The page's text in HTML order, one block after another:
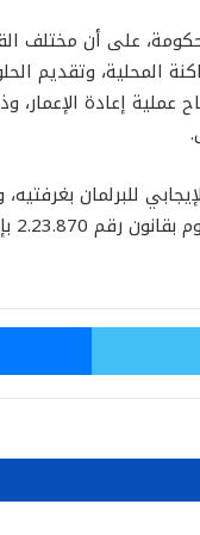
على أن مختلف
المحلية، وتقديم
إعادة الإعمار،
تويتر